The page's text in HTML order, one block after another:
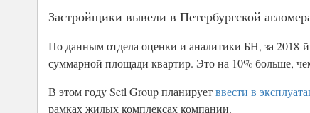
Застройщики вывели в Петербургской
По данным отдела оценки и аналитики БН, за
суммарной площади квартир. Это на 10% больше,
В этом году Setl Group планируетввести в
рамках жилых комплексах компании.